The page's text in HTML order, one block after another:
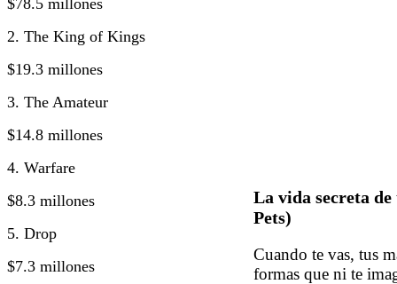
2. The King of Kings
$19.3 millones
3. The Amateur
$14.8 millones
4. Warfare
$8.3 millones
5. Drop
$7.3 millones
La vida secreta
Pets)
Cuando te vas, tus
formas que ni te